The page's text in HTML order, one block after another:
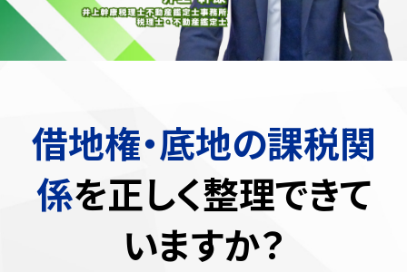
借地権・底地の課税関
係を正しく整理できて
いますか？